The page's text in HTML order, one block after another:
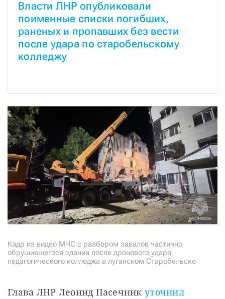
Власти ЛНР опубликовали
поименные списки погибших,
раненых и пропавших без вести
после удара по старобельскому
колледжу
Кадр из видео МЧС с разбором завалов частично
обрушившегося здания после дронового удара
педагогического колледжа в луганском Старобельске
Глава ЛНР Леонид Пасечник уточнил